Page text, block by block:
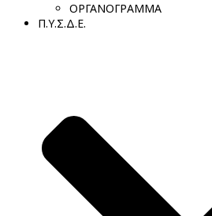
ΟΡΓΑΝΟΓΡΑΜΜΑ
Π.Υ.Σ.Δ.Ε.